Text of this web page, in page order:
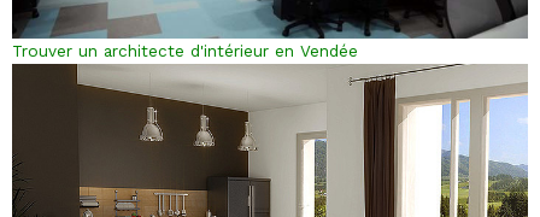
Trouver un architecte d'intérieur en Vendée